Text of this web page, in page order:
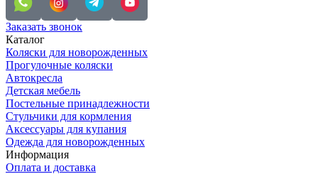
Заказать звонок
Каталог
Коляски для новорожденных
Прогулочные коляски
Автокресла
Детская мебель
Постельные принадлежности
Стульчики для кормления
Аксессуары для купания
Одежда для новорожденных
Информация
Оплата и доставка